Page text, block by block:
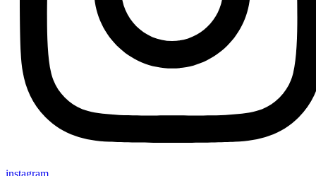
instagram